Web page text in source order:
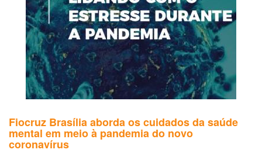
Fiocruz Brasília aborda os cuidados da saúde
mental em meio à pandemia do novo
coronavírus